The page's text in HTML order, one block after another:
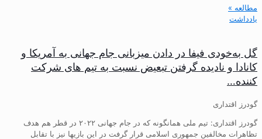
مطالعه »
یادداشت
گل به‌خودی فیفا در دادن میزبانی جام جهانی به آمریکا و
کانادا و نادیده گرفتن تبعیض نسبت به تیم های شرکت
کننده…
گودرز اقتداری
گودرز اقتداری: تیم ملی همانگونه که در جام جهانی ۲۰۲۲ در قطر هم هدف
تظاهرات مخالفین جمهوری اسلامی قرار گرفت در این بازیها نیز با تقابل